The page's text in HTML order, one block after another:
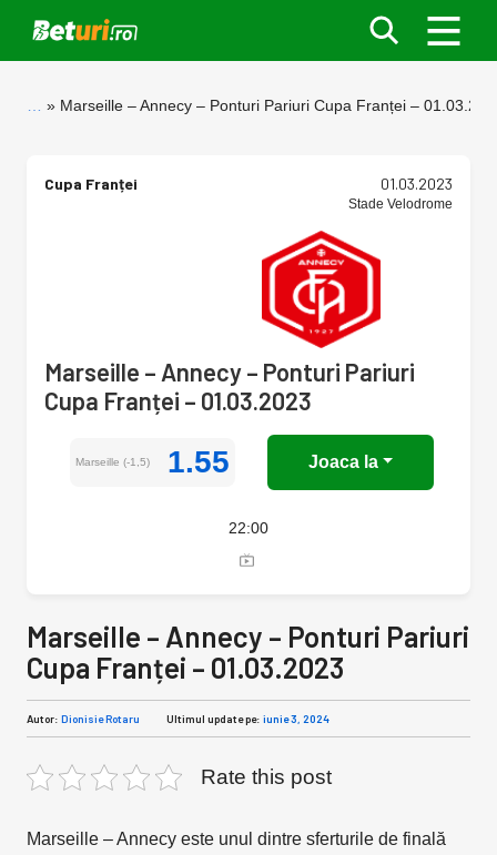
Marseille – Annecy – Ponturi Pariuri Cupa Franței –
Cupa Franței 01.03.2023
Stade Velodrome
Marseille – Annecy – Ponturi Pariuri
Cupa Franței – 01.03.2023
Marseille (-1,5) 1.55 Joaca la
22:00
Marseille – Annecy – Ponturi Pariuri
Cupa Franței – 01.03.2023
Autor: Dionisie Rotaru Ultimul update pe: iunie 3, 2024
Rate this post
Marseille – Annecy este unul dintre sferturile de finală